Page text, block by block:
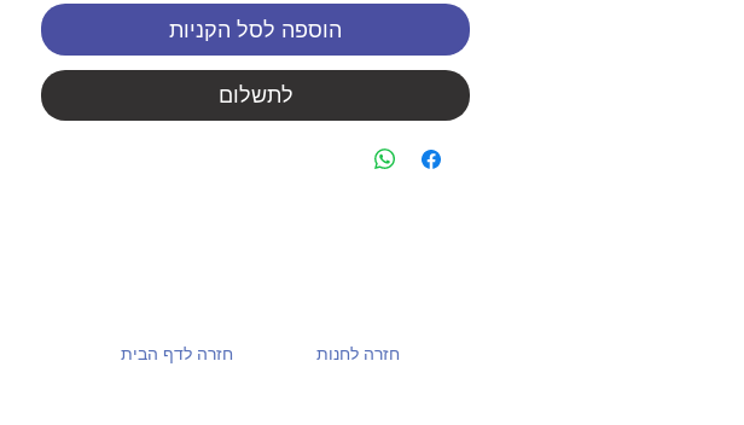
הוספה לסל הקניות
לתשלום
חזרה לדף הבית חזרה לחנות